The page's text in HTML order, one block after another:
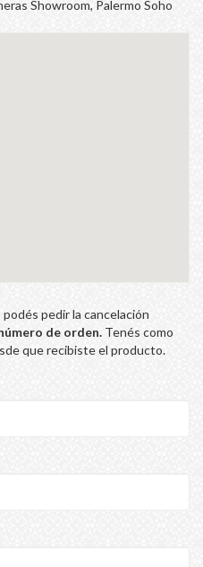
Showroom, Palermo Soho
pedir la cancelación
de orden. Tenés como
que recibiste el producto.